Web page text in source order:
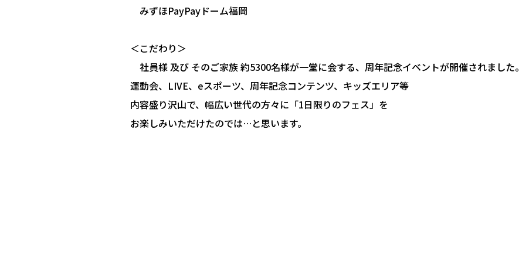
みずほPayPayドーム福岡
＜こだわり＞
社員様 及び そのご家族 約5300名様が一堂に会する、周年記念イベントが開催されました。
運動会、LIVE、eスポーツ、周年記念コンテンツ、キッズエリア等
内容盛り沢山で、幅広い世代の方々に「1日限りのフェス」を
お楽しみいただけたのでは…と思います。